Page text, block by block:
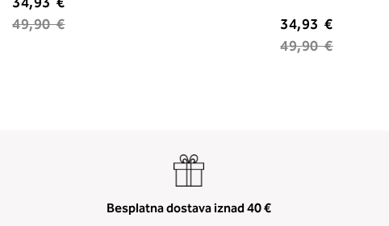
49,90 €
34,93 €
49,90 €
Besplatna dostava iznad 40 €